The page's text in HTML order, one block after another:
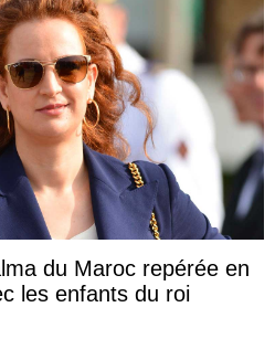
du Maroc repérée en
les enfants du roi